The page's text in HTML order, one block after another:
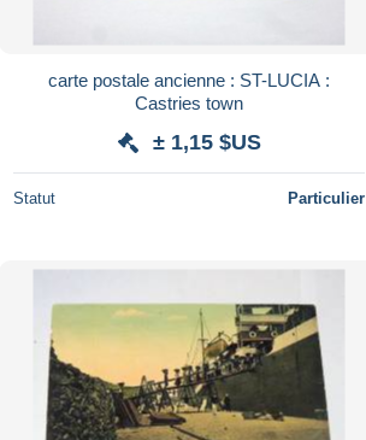
carte postale ancienne : ST-LUCIA :
Castries town
± 1,15 $US
Statut Particulier